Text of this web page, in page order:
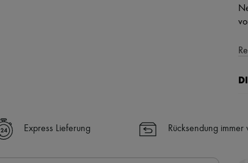
✓
Express Lieferung Rücksendung